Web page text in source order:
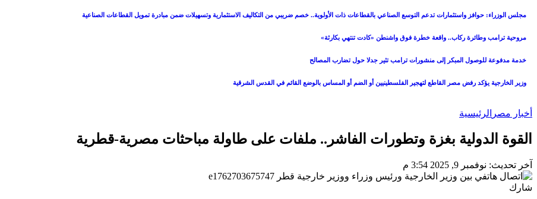
مجلس الوزراء: حوافز واستثمارات تدعم التوسع الصناعي بالقطاعات ذات الأولوية.. خصم ضريبي من التكاليف الاستثمارية وتسهيلات ضمن مبادرة تمويل القطاعات الصناعية
مروحية ترامب وطائرة ركاب.. واقعة خطرة فوق واشنطن «كادت تنتهي بكارثة»
خدمة مدفوعة للوصول المبكر إلى منشورات ترامب تثير جدلا حول تضارب المصالح
وزير الخارجية يؤكد رفض مصر القاطع لتهجير الفلسطينيين أو الضم أو المساس بالوضع القائم في القدس الشرقية
أخبار مصر الرئيسية
القوة الدولية بغزة وتطورات الفاشر.. ملفات على طاولة مباحثات مصرية-قطرية
آخر تحديث: نوفمبر 9, 2025 3:54 م
شارك